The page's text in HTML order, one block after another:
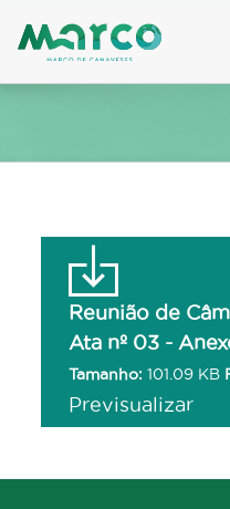
to
Reunião de
Ata nº 03 -
Tamanho: 101.09 KB
Previsualizar